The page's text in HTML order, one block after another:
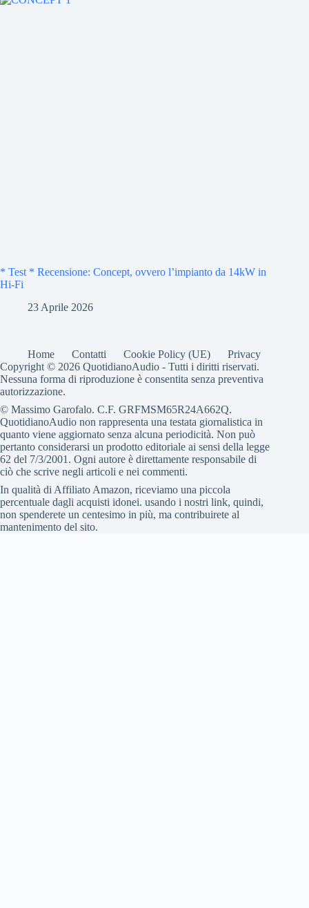
* Test * Recensione: Concept, ovvero l’impianto da 14kW in
Hi-Fi
23 Aprile 2026
Home Contatti Cookie Policy (UE)
Privacy
Copyright © 2026 QuotidianoAudio - Tutti i diritti riservati.
Nessuna forma di riproduzione è consentita senza preventiva
autorizzazione.
© Massimo Garofalo. C.F. GRFMSM65R24A662Q.
QuotidianoAudio non rappresenta una testata giornalistica in
quanto viene aggiornato senza alcuna periodicità. Non può
pertanto considerarsi un prodotto editoriale ai sensi della legge
62 del 7/3/2001. Ogni autore è direttamente responsabile di
ciò che scrive negli articoli e nei commenti.
In qualità di Affiliato Amazon, riceviamo una piccola
percentuale dagli acquisti idonei. usando i nostri link, quindi,
non spenderete un centesimo in più, ma contribuirete al
mantenimento del sito.